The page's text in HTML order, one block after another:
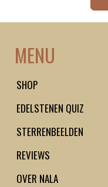
MENU
SHOP
EDELSTENEN QUIZ
STERRENBEELDEN
REVIEWS
OVER NALA